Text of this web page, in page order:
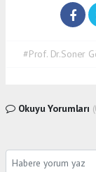
#Prof. Dr.Soner
Okuyu Yorumları